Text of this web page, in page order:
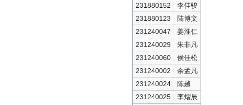
231880152
李佳骏
231880123
陆博文
231240047
姜淮仁
231240029
朱非凡
231240060
侯佳松
231240002
余孟凡
231240024
陈越
231240025
李熠辰